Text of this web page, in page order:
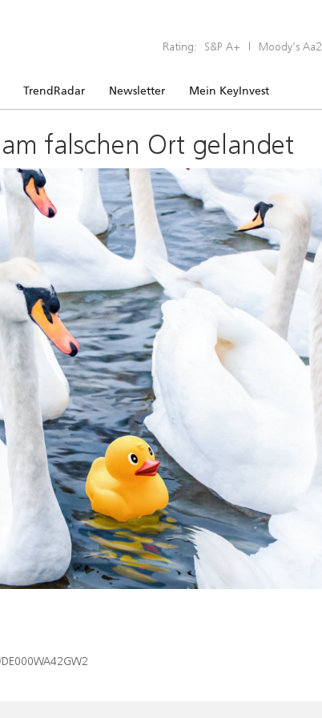
Rating: S&P A+ | Moody’s Aa2
TrendRadar Newsletter Mein KeyInvest
falschen Ort gelandet